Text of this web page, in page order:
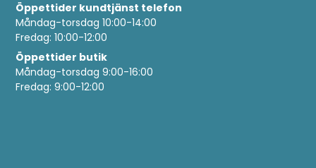
Öppettider kundtjänst telefon
Måndag-torsdag 10:00-14:00
Fredag: 10:00-12:00
Öppettider butik
Måndag-torsdag 9:00-16:00
Fredag: 9:00-12:00